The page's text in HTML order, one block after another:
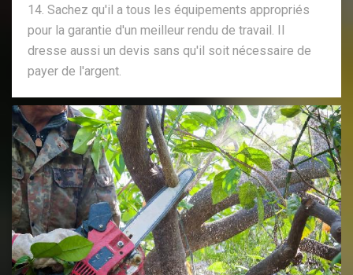
14. Sachez qu'il a tous les équipements appropriés
pour la garantie d'un meilleur rendu de travail. Il
dresse aussi un devis sans qu'il soit nécessaire de
payer de l'argent.